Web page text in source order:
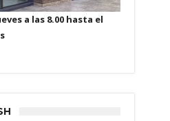
a las 8.00 hasta el